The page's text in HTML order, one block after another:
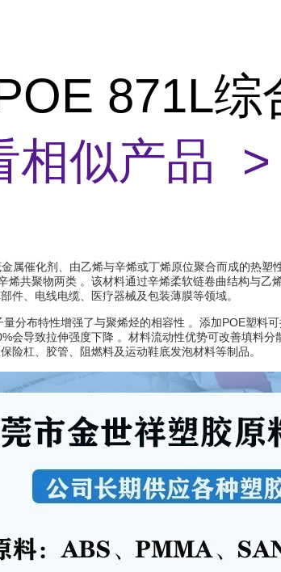
871L综
相似产品 >
属催化剂 、由乙烯与辛烯或丁烯原位聚合而成的热塑
烯共聚物两类 。该材料通过辛烯柔软链卷曲结构与乙
件、电线电缆、医疗器械及包装薄膜等领域。
分布特性增强了与聚烯烃的相容性 。添加POE塑料
会导致拉伸强度下降 。材料流动性优势可改善填料
险杠、胶管、阻燃料及运动鞋底发泡材料等制品。